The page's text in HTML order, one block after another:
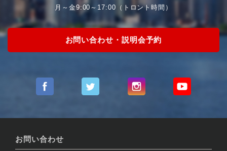
月～金9:00～17:00（トロント時間）
お問い合わせ・説明会予約
お問い合わせ